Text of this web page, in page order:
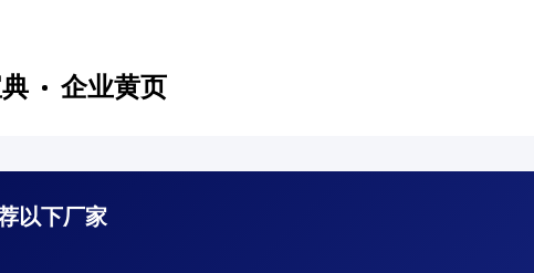
企业黄页
以下厂家